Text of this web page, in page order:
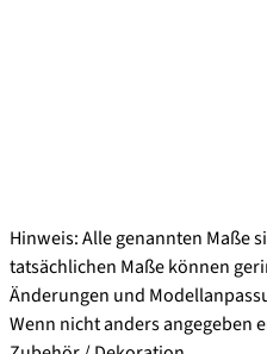
Hinweis: Alle genannten Maße
tatsächlichen Maße können
Änderungen und
Wenn nicht anders angegeben